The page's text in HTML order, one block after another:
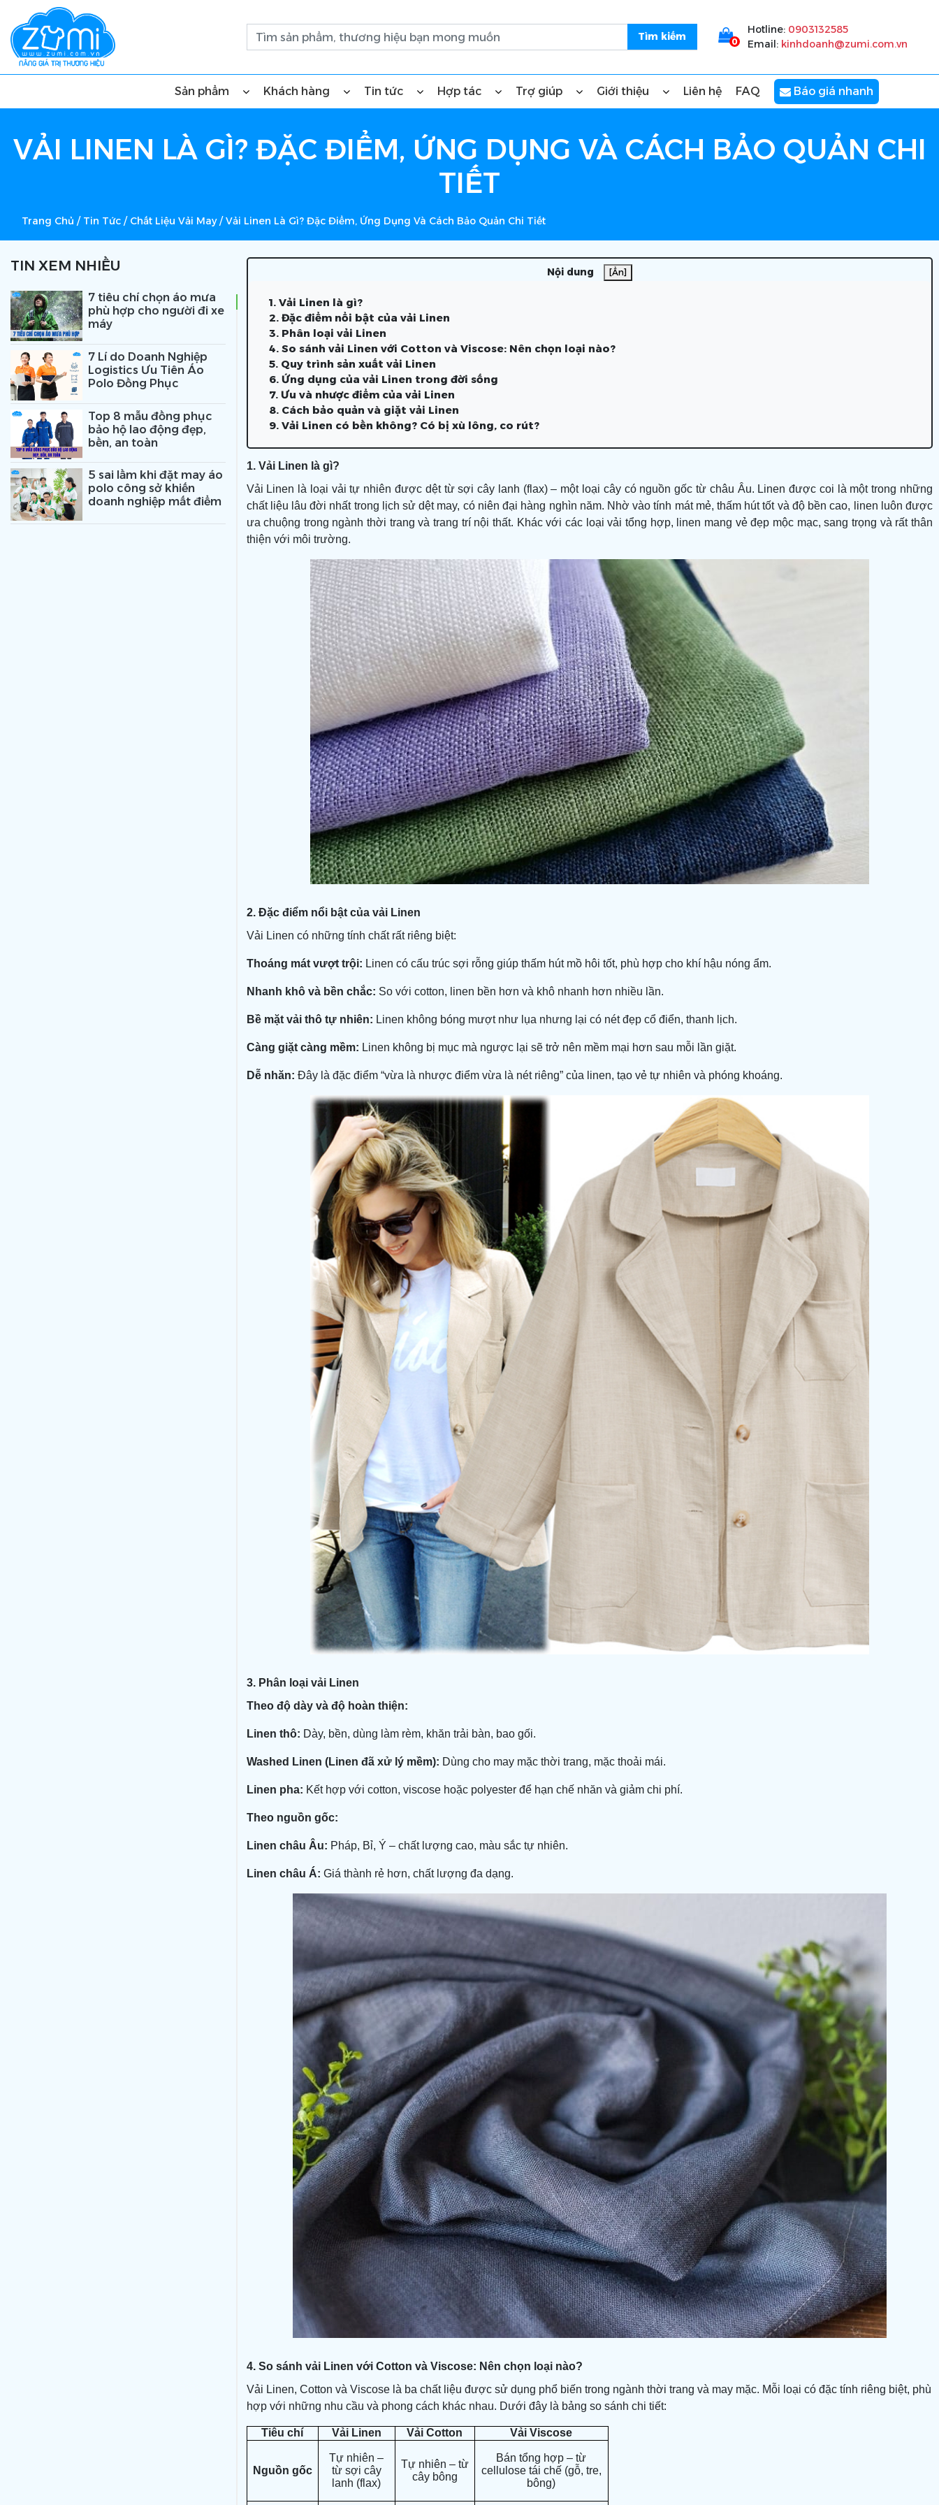
0
Hotline: 0903132585
Email: kinhdoanh@zumi.com.vn
Sản phẩm Khách hàng Tin tức Hợp tác Trợ giúp Giới thiệu Liên hệ FAQ Báo giá nhanh
VẢI LINEN LÀ GÌ? ĐẶC ĐIỂM, ỨNG DỤNG VÀ CÁCH BẢO QUẢN CHI
TIẾT
Trang Chủ / Tin Tức / Chất Liệu Vải May / Vải Linen Là Gì? Đặc Điểm, Ứng Dụng Và Cách Bảo Quản Chi Tiết
TIN XEM NHIỀU
7 tiêu chí chọn áo mưa
phù hợp cho người đi xe
máy
7 Lí do Doanh Nghiệp
Logistics Ưu Tiên Áo
Polo Đồng Phục
Top 8 mẫu đồng phục
bảo hộ lao động đẹp,
bền, an toàn
5 sai lầm khi đặt may áo
polo công sở khiến
doanh nghiệp mất điểm
Nội dung [Ẩn]
1. Vải Linen là gì?
2. Đặc điểm nổi bật của vải Linen
3. Phân loại vải Linen
4. So sánh vải Linen với Cotton và Viscose: Nên chọn loại nào?
5. Quy trình sản xuất vải Linen
6. Ứng dụng của vải Linen trong đời sống
7. Ưu và nhược điểm của vải Linen
8. Cách bảo quản và giặt vải Linen
9. Vải Linen có bền không? Có bị xù lông, co rút?
1. Vải Linen là gì?
Vải Linen là loại vải tự nhiên được dệt từ sợi cây lanh (flax) – một loại cây có nguồn gốc từ châu Âu. Linen được coi là một trong những
chất liệu lâu đời nhất trong lịch sử dệt may, có niên đại hàng nghìn năm. Nhờ vào tính mát mẻ, thấm hút tốt và độ bền cao, linen luôn được
ưa chuộng trong ngành thời trang và trang trí nội thất. Khác với các loại vải tổng hợp, linen mang vẻ đẹp mộc mạc, sang trọng và rất thân
thiện với môi trường.
2. Đặc điểm nổi bật của vải Linen
Vải Linen có những tính chất rất riêng biệt:
Thoáng mát vượt trội: Linen có cấu trúc sợi rỗng giúp thấm hút mồ hôi tốt, phù hợp cho khí hậu nóng ẩm.
Nhanh khô và bền chắc: So với cotton, linen bền hơn và khô nhanh hơn nhiều lần.
Bề mặt vải thô tự nhiên: Linen không bóng mượt như lụa nhưng lại có nét đẹp cổ điển, thanh lịch.
Càng giặt càng mềm: Linen không bị mục mà ngược lại sẽ trở nên mềm mại hơn sau mỗi lần giặt.
Dễ nhăn: Đây là đặc điểm “vừa là nhược điểm vừa là nét riêng” của linen, tạo vẻ tự nhiên và phóng khoáng.
3. Phân loại vải Linen
Theo độ dày và độ hoàn thiện:
Linen thô: Dày, bền, dùng làm rèm, khăn trải bàn, bao gối.
Washed Linen (Linen đã xử lý mềm): Dùng cho may mặc thời trang, mặc thoải mái.
Linen pha: Kết hợp với cotton, viscose hoặc polyester để hạn chế nhăn và giảm chi phí.
Theo nguồn gốc:
Linen châu Âu: Pháp, Bỉ, Ý – chất lượng cao, màu sắc tự nhiên.
Linen châu Á: Giá thành rẻ hơn, chất lượng đa dạng.
4. So sánh vải Linen với Cotton và Viscose: Nên chọn loại nào?
Vải Linen, Cotton và Viscose là ba chất liệu được sử dụng phổ biến trong ngành thời trang và may mặc. Mỗi loại có đặc tính riêng biệt, phù
hợp với những nhu cầu và phong cách khác nhau. Dưới đây là bảng so sánh chi tiết:
Tiêu chí Vải Linen Vải Cotton Vải Viscose
Nguồn gốc
Tự nhiên –
từ sợi cây
lanh (flax)
Tự nhiên – từ
cây bông
Bán tổng hợp – từ
cellulose tái chế (gỗ, tre,
bông)